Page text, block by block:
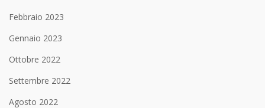
Febbraio 2023
Gennaio 2023
Ottobre 2022
Settembre 2022
Agosto 2022